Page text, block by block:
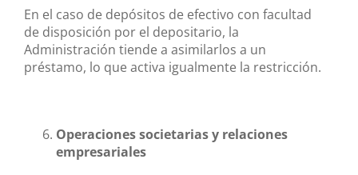
En el caso de depósitos de efectivo con facultad
de disposición por el depositario, la
Administración tiende a asimilarlos a un
préstamo, lo que activa igualmente la restricción.
Operaciones societarias y relaciones
empresariales